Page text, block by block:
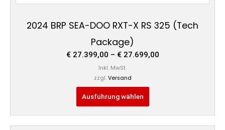
2024 BRP SEA-DOO RXT-X RS 325 (Tech
Package)
€27.399,00 – €27.699,00
Inkl. MwSt.
zzgl. Versand
Ausführung wählen